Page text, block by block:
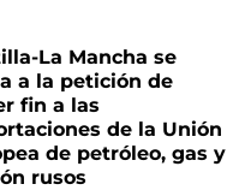
La Mancha se
a la petición de
fin a las
de la Unión
de petróleo, gas y
rusos